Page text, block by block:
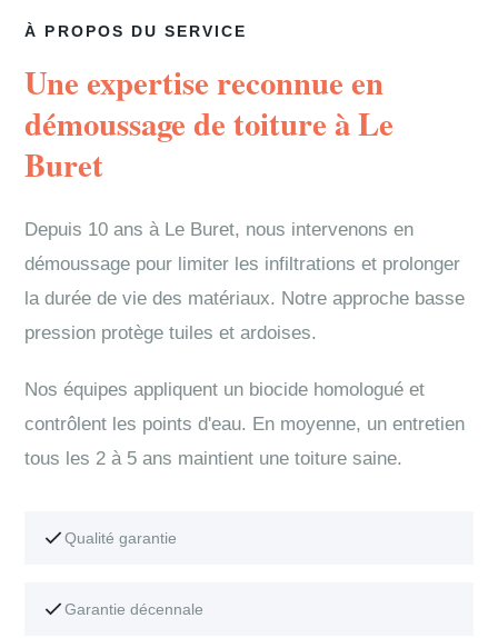
À PROPOS DU SERVICE
Une expertise reconnue en
démoussage de toiture à Le
Buret
Depuis 10 ans à Le Buret, nous intervenons en
démoussage pour limiter les infiltrations et prolonger
la durée de vie des matériaux. Notre approche basse
pression protège tuiles et ardoises.
Nos équipes appliquent un biocide homologué et
contrôlent les points d'eau. En moyenne, un entretien
tous les 2 à 5 ans maintient une toiture saine.
Qualité garantie
Garantie décennale